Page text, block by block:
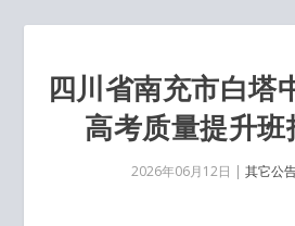
四川省南充市白塔
高考质量提升
2026年06月12日 | 其它公